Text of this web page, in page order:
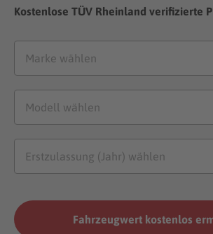
Kostenlose TÜV Rheinland verifizierte
Fahrzeugwert kostenlos